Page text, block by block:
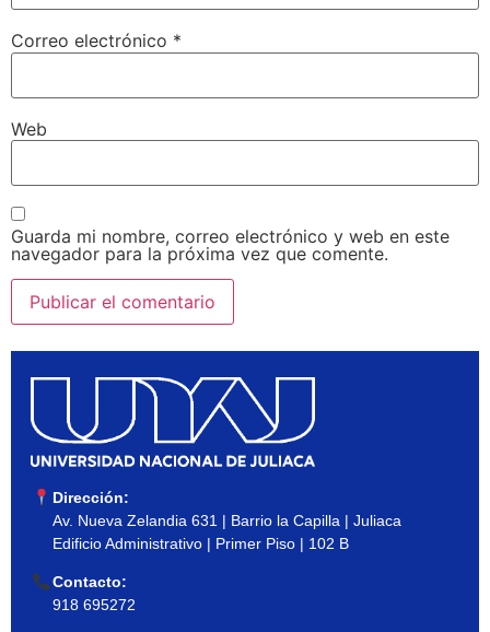
Correo electrónico *
Web
Guarda mi nombre, correo electrónico y web en este
navegador para la próxima vez que comente.
Dirección:
Av. Nueva Zelandia 631 | Barrio la Capilla | Juliaca
Edificio Administrativo | Primer Piso | 102 B
Contacto:
918 695272